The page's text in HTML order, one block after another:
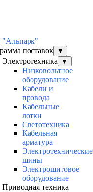
поставок
▼
Электротехника ▼
Низковольтное
оборудование
Кабели и
провода
Кабельные
лотки
Светотехника
Кабельная
арматура
Электротехнические
шины
Электрощитовое
оборудование
Приводная техника